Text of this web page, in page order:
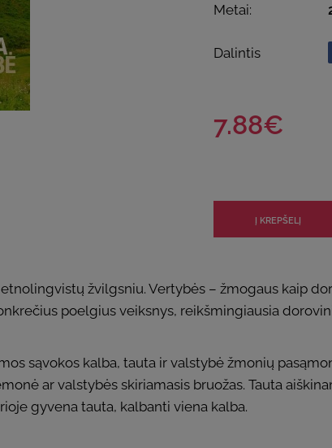
Metai:
Dalintis
7.88€
žvilgsniu. Vertybės – žmogaus kaip
poelgius veiksnys, reikšmingiausia
sąvokos kalba, tauta ir valstybė žmonių
ar valstybės skiriamasis bruožas. Tauta
gyvena tauta, kalbanti viena kalba.